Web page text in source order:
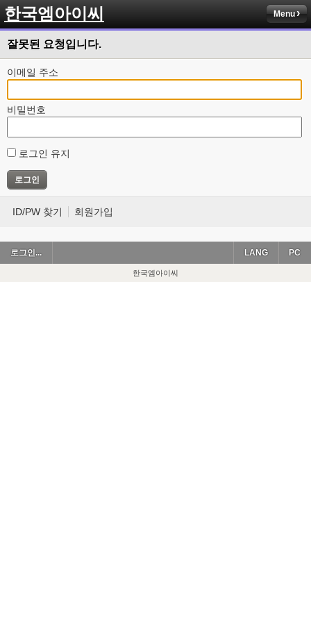
한국엠아이씨 Menu
잘못된 요청입니다.
이메일 주소
비밀번호
로그인 유지
ID/PW 찾기 회원가입
로그인... PC
LANG
한국엠아이씨